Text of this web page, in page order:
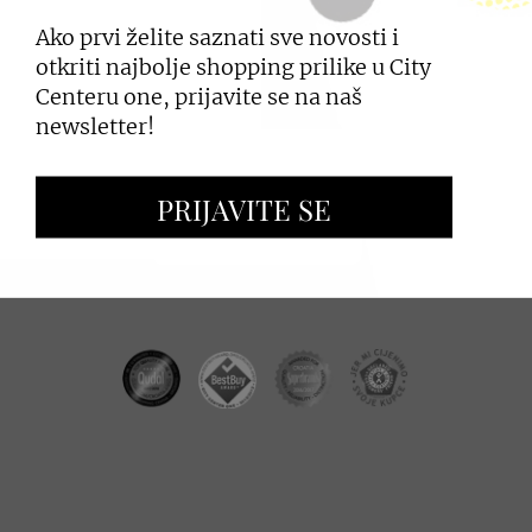
PRIJAVI SE
ZAKUP PROSTORA
OGLAŠAVANJE I PROMOCIJE
Ako prvi želite saznati sve novosti i
otkriti najbolje shopping prilike u City
Centeru one, prijavite se na naš
newsletter!
PRIJAVITE SE